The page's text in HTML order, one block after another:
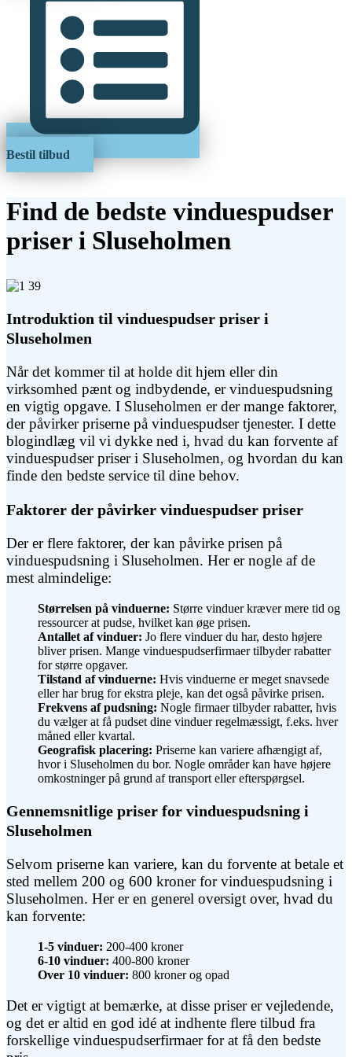
Bestil tilbud
Find de bedste vinduespudser
priser i Sluseholmen
Introduktion til vinduespudser priser i
Sluseholmen
Når det kommer til at holde dit hjem eller din
virksomhed pænt og indbydende, er vinduespudsning
en vigtig opgave. I Sluseholmen er der mange faktorer,
der påvirker priserne på vinduespudser tjenester. I dette
blogindlæg vil vi dykke ned i, hvad du kan forvente af
vinduespudser priser i Sluseholmen, og hvordan du kan
finde den bedste service til dine behov.
Faktorer der påvirker vinduespudser priser
Der er flere faktorer, der kan påvirke prisen på
vinduespudsning i Sluseholmen. Her er nogle af de
mest almindelige:
Størrelsen på vinduerne: Større vinduer kræver mere tid og
ressourcer at pudse, hvilket kan øge prisen.
Antallet af vinduer: Jo flere vinduer du har, desto højere
bliver prisen. Mange vinduespudserfirmaer tilbyder rabatter
for større opgaver.
Tilstand af vinduerne: Hvis vinduerne er meget snavsede
eller har brug for ekstra pleje, kan det også påvirke prisen.
Frekvens af pudsning: Nogle firmaer tilbyder rabatter, hvis
du vælger at få pudset dine vinduer regelmæssigt, f.eks. hver
måned eller kvartal.
Geografisk placering: Priserne kan variere afhængigt af,
hvor i Sluseholmen du bor. Nogle områder kan have højere
omkostninger på grund af transport eller efterspørgsel.
Gennemsnitlige priser for vinduespudsning i
Sluseholmen
Selvom priserne kan variere, kan du forvente at betale et
sted mellem 200 og 600 kroner for vinduespudsning i
Sluseholmen. Her er en generel oversigt over, hvad du
kan forvente:
1-5 vinduer: 200-400 kroner
6-10 vinduer: 400-800 kroner
Over 10 vinduer: 800 kroner og opad
Det er vigtigt at bemærke, at disse priser er vejledende,
og det er altid en god idé at indhente flere tilbud fra
forskellige vinduespudserfirmaer for at få den bedste